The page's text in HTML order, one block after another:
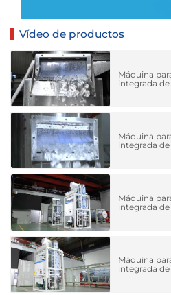
Vídeo de productos
Máquina
integrada
Máquina
integrada
Máquina
integrada de
Máquina
integrada